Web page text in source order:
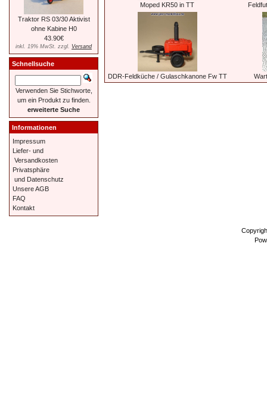
Moped KR50 in TT
DDR-Feldküche / Gulaschkanone Fw TT
Traktor RS 03/30 Aktivist
ohne Kabine H0
43.90€
inkl. 19% MwSt. zzgl. Versand
Schnellsuche
Verwenden Sie Stichworte,
um ein Produkt zu finden.
erweiterte Suche
Informationen
Impressum
Liefer- und
Versandkosten
Privatsphäre
und Datenschutz
Unsere AGB
FAQ
Kontakt